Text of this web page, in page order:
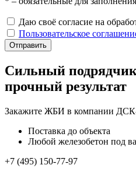
Даю своё согласие на
Пользовательское
Отправить
Сильный
прочный результат
Закажите ЖБИ в компании
Поставка до объекта
Любой железобетон под
+7 (495) 150-77-97